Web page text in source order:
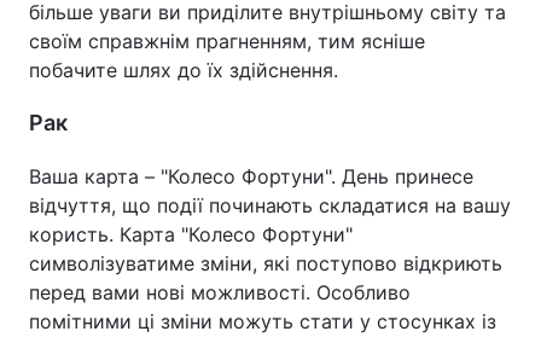
більше уваги ви приділите внутрішньому світу та
своїм справжнім прагненням, тим ясніше
побачите шлях до їх здійснення.
Рак
Ваша карта – "Колесо Фортуни". День принесе
відчуття, що події починають складатися на вашу
користь. Карта "Колесо Фортуни"
символізуватиме зміни, які поступово відкриють
перед вами нові можливості. Особливо
помітними ці зміни можуть стати у стосунках із